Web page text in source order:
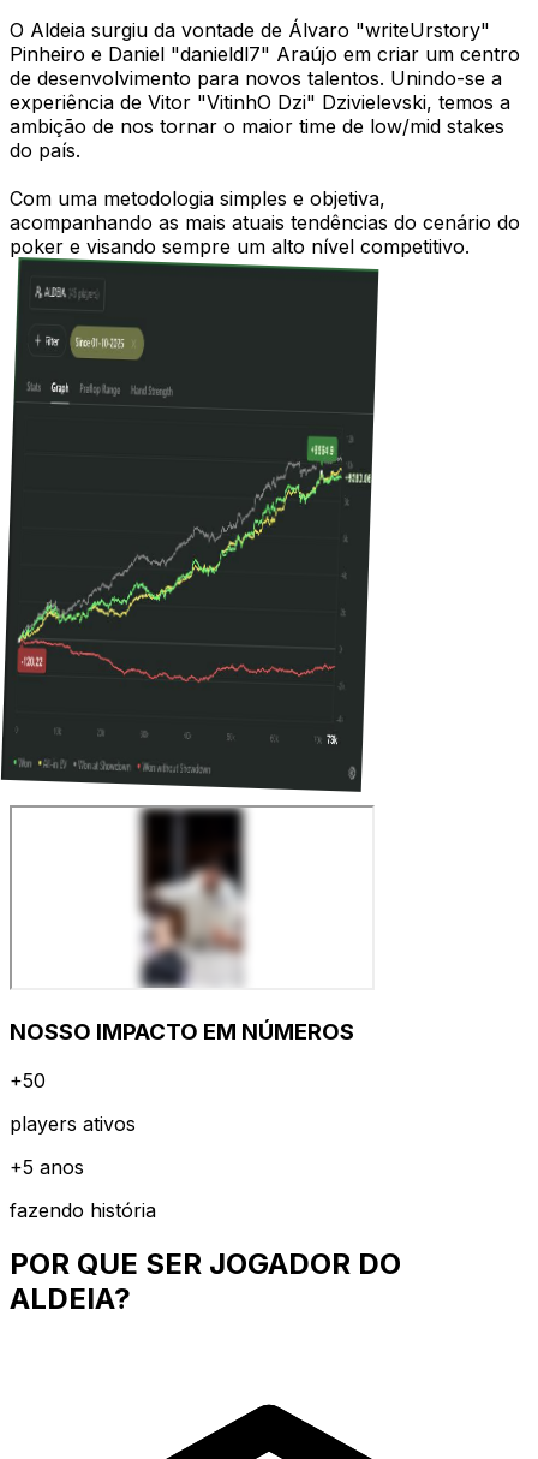
O Aldeia surgiu da vontade de Álvaro "writeUrstory"
Pinheiro e Daniel "danieldl7" Araújo em criar um centro
de desenvolvimento para novos talentos. Unindo-se a
experiência de Vitor "VitinhO Dzi" Dzivielevski, temos a
ambição de nos tornar o maior time de low/mid stakes
do país.
Com uma metodologia simples e objetiva,
acompanhando as mais atuais tendências do cenário do
poker e visando sempre um alto nível competitivo.
NOSSO IMPACTO EM NÚMEROS
+50
players ativos
+5 anos
fazendo história
POR QUE SER JOGADOR DO
ALDEIA?